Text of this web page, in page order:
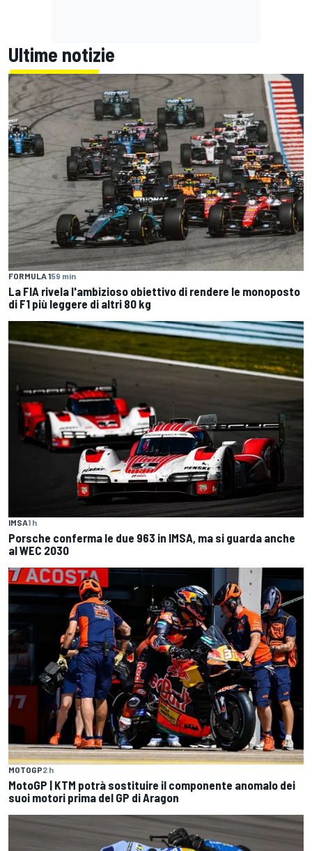
Ultime notizie
FORMULA 159 min
La FIA rivela l'ambizioso obiettivo di rendere le monoposto
di F1 più leggere di altri 80 kg
IMSA1 h
Porsche conferma le due 963 in IMSA, ma si guarda anche
al WEC 2030
MOTOGP2 h
MotoGP | KTM potrà sostituire il componente anomalo dei
suoi motori prima del GP di Aragon